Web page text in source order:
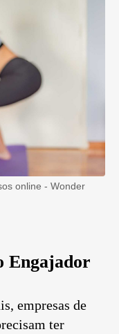
online - Wonder
Engajador
empresas de
ter